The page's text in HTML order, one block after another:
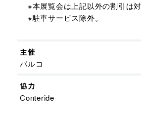
※本展覧会は上記以外の割引は対
※駐車サービス除外。
主催
パルコ
協力
Conteride